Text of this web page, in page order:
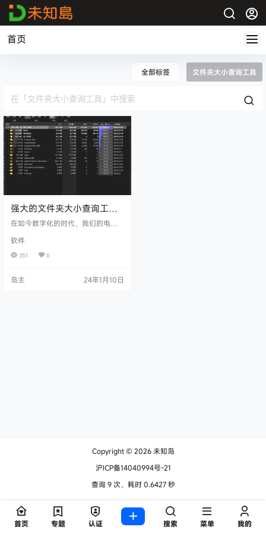
首页
全部标签 文件夹大小查询工具
强大的文件夹大小查询工具
TreeSize Free
在如今数字化的时代，我们的电脑
片、视频等。随着时间的推移，磁
盘空间可能会变得拥挤，导致系统
工具——TreeSize Free。本文将介
软件
351 0
岛主 24年1月10日
Copyright © 2026未知岛
沪ICP备14040994号-21
查询 9 次，耗时 0.6427 秒
首页 专题 认证 搜索 菜单 我的